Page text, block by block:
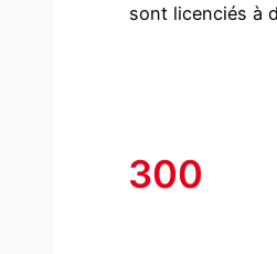
sont licenciés à
300